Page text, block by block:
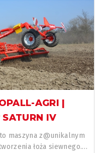
AGRI |
IV
maszyna z@unikalnym
łoża siewnego.